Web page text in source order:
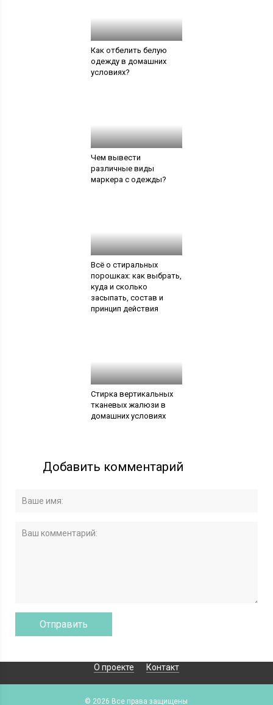
Как отбелить белую
одежду в домашних
условиях?
Чем вывести
различные виды
маркера с одежды?
Всё о стиральных
порошках: как выбрать,
куда и сколько
засыпать, состав и
принцип действия
Стирка вертикальных
тканевых жалюзи в
домашних условиях
Добавить комментарий
О проекте Контакт
© 2026 Все права защищены